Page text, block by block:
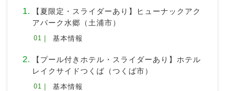
【夏限定・スライダーあり】ヒューナックアク
アパーク水郷（土浦市）
基本情報
【プール付きホテル・スライダーあり】ホテル
レイクサイドつくば（つくば市）
基本情報